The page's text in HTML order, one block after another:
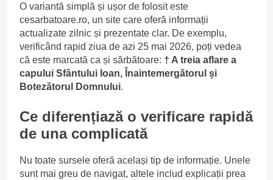
O variantă simplă și ușor de folosit este
cesarbatoare.ro, un site care oferă informații
actualizate zilnic și prezentate clar. De exemplu,
verificând rapid ziua de azi 25 mai 2026, poți vedea
că este marcată ca și sărbătoare: † A treia aflare a
capului Sfântului Ioan, Înaintemergătorul și
Botezătorul Domnului.
Ce diferențiază o verificare rapidă
de una complicată
Nu toate sursele oferă același tip de informație. Unele
sunt mai greu de navigat, altele includ explicații prea